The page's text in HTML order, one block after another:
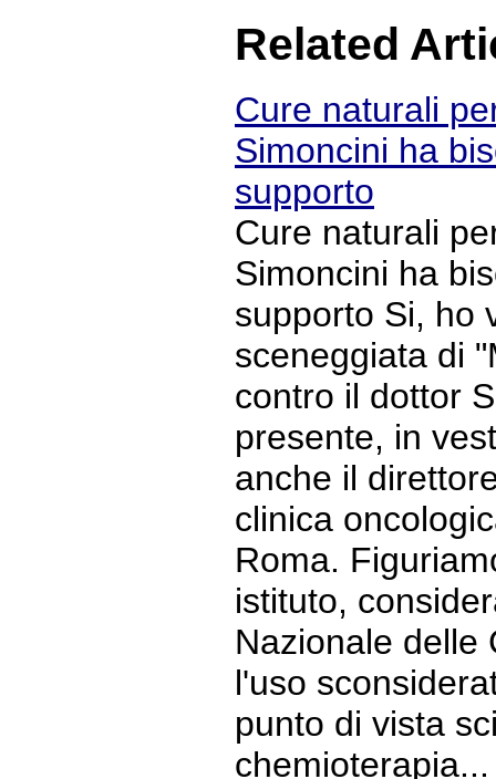
Related
Cure naturali
Simoncini ha
supporto
Cure naturali
Simoncini ha
supporto Si, ho
sceneggiata di
contro il dottor
presente, in
anche il
clinica
Roma.
istituto,
Nazionale delle
l'uso
punto di vista